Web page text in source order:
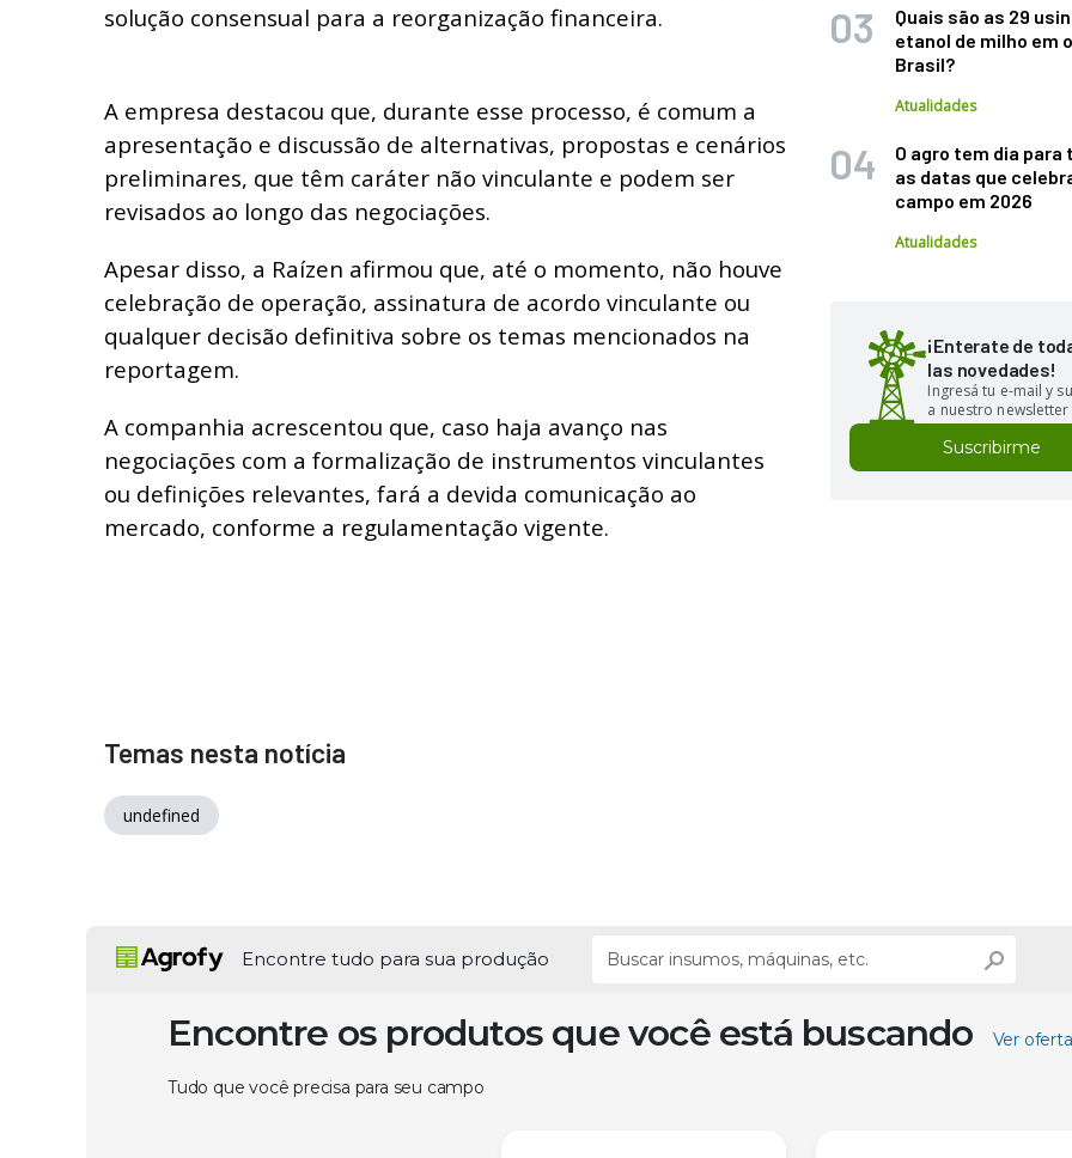
solução consensual para a reorganização financeira.
A empresa destacou que, durante esse processo, é comum a
apresentação e discussão de alternativas, propostas e cenários
preliminares, que têm caráter não vinculante e podem ser
revisados ao longo das negociações.
Apesar disso, a Raízen afirmou que, até o momento, não houve
celebração de operação, assinatura de acordo vinculante ou
qualquer decisão definitiva sobre os temas mencionados na
reportagem.
A companhia acrescentou que, caso haja avanço nas
negociações com a formalização de instrumentos vinculantes
ou definições relevantes, fará a devida comunicação ao
mercado, conforme a regulamentação vigente.
Quais são as 29
etanol de milho em
Brasil?
Atualidades
O agro tem dia para
as datas que
campo em 2026
Atualidades
¡Enterate de
las novedades!
Ingresá tu e-mail y
a nuestro newsletter
Suscribirme
Temas nesta notícia
undefined
Encontre tudo para sua produção
Encontre os produtos que você está buscando Ver
Tudo que você precisa para seu campo